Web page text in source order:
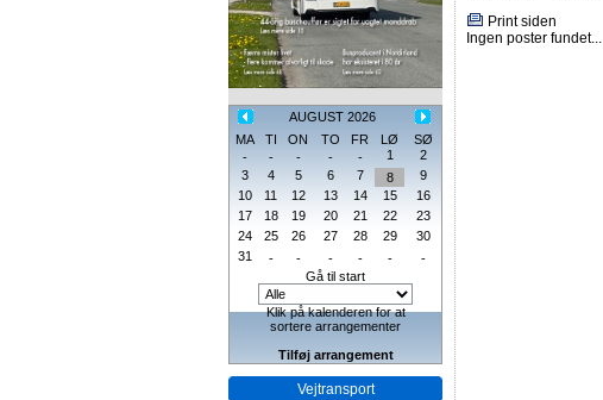
AUGUST 2026
MA
TI ON TO FR LØ
SØ
-
- - - - 1
2
3
4 5 6 7 8
9
10
11 12 13 14 15
16
17
18 19 20 21 22
23
24
25 26 27 28 29
30
31
- - - - -
-
Gå til start
Klik på kalenderen for at
sortere arrangementer
Tilføj arrangement
Vejtransport
Print siden
Ingen poster fundet...